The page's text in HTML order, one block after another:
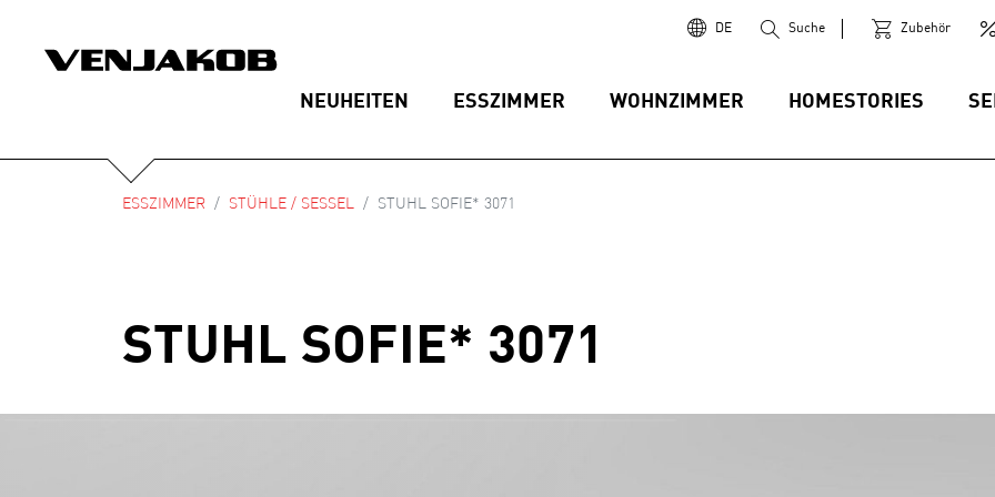
DE Suche Zubehör
NEUHEITEN ESSZIMMER WOHNZIMMER HOMESTORIES
ESSZIMMER STÜHLE / SESSEL STUHL SOFIE* 3071
STUHL SOFIE* 3071